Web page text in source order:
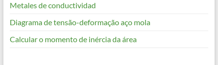
Metales de conductividad
Diagrama de tensão-deformação aço mola
Calcular o momento de inércia da área